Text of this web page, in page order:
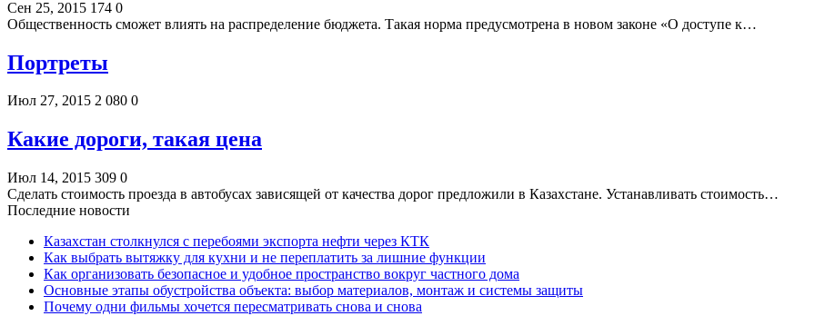
Сен 25, 2015 174 0
Общественность сможет влиять на распределение бюджета. Такая норма предусмотрена в новом законе «О доступе к…
Портреты
Июл 27, 2015 2 080 0
Какие дороги, такая цена
Июл 14, 2015 309 0
Сделать стоимость проезда в автобусах зависящей от качества дорог предложили в Казахстане. Устанавливать стоимость…
Последние новости
Казахстан столкнулся с перебоями экспорта нефти через КТК
Как выбрать вытяжку для кухни и не переплатить за лишние функции
Как организовать безопасное и удобное пространство вокруг частного дома
Основные этапы обустройства объекта: выбор материалов, монтаж и системы защиты
Почему одни фильмы хочется пересматривать снова и снова